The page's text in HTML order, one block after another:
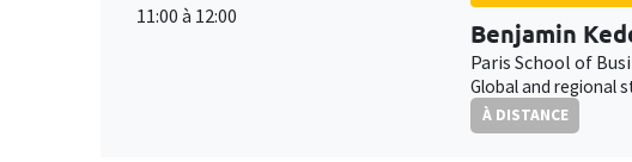
11:00 à 12:00
Benjamin
Paris School of
Global and regional
À DISTANCE